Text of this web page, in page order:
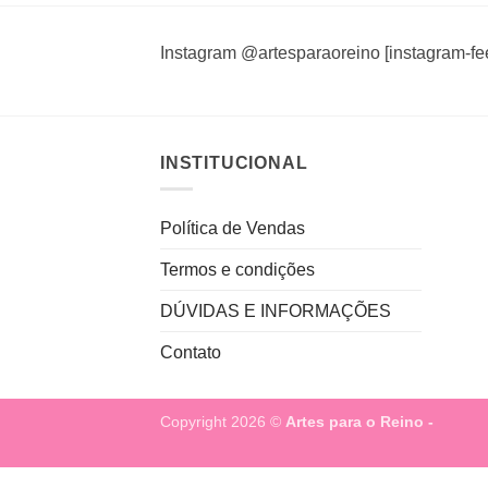
Instagram @artesparaoreino [instagram-
INSTITUCIONAL
Política de Vendas
Termos e condições
DÚVIDAS E INFORMAÇÕES
Contato
Copyright 2026 © Artes para o Reino -